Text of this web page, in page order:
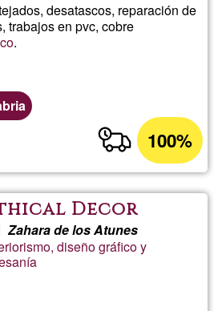
desatascos, reparación de
trabajos en pvc, cobre
.
100%
Decor
Zahara de los Atunes
diseño gráfico y